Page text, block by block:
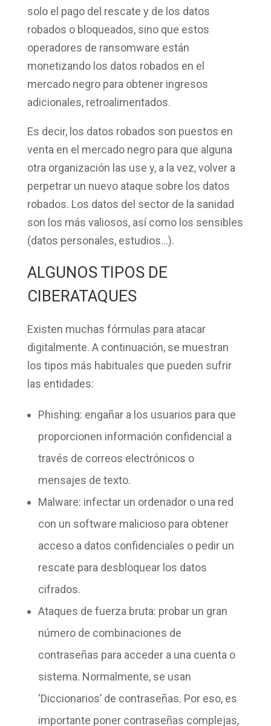
solo el pago del rescate y de los datos
robados o bloqueados, sino que estos
operadores de ransomware están
monetizando los datos robados en el
mercado negro para obtener ingresos
adicionales, retroalimentados.
Es decir, los datos robados son puestos en
venta en el mercado negro para que alguna
otra organización las use y, a la vez, volver a
perpetrar un nuevo ataque sobre los datos
robados. Los datos del sector de la sanidad
son los más valiosos, así como los sensibles
(datos personales, estudios…).
ALGUNOS TIPOS DE
CIBERATAQUES
Existen muchas fórmulas para atacar
digitalmente. A continuación, se muestran
los tipos más habituales que pueden sufrir
las entidades:
Phishing: engañar a los usuarios para que
proporcionen información confidencial a
través de correos electrónicos o
mensajes de texto.
Malware: infectar un ordenador o una red
con un software malicioso para obtener
acceso a datos confidenciales o pedir un
rescate para desbloquear los datos
cifrados.
Ataques de fuerza bruta: probar un gran
número de combinaciones de
contraseñas para acceder a una cuenta o
sistema. Normalmente, se usan
‘Diccionarios’ de contraseñas. Por eso, es
importante poner contraseñas complejas,